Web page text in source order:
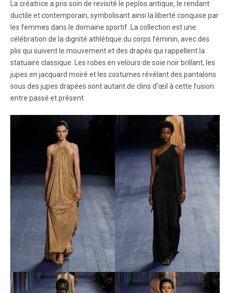
La créatrice a pris soin de revisité le peplos antique, le rendant
ductile et contemporain, symbolisant ainsi la liberté conquise par
les femmes dans le domaine sportif. La collection est une
célébration de la dignité athlétique du corps féminin, avec des
plis qui suivent le mouvement et des drapés qui rappellent la
statuaire classique. Les robes en velours de soie noir brillant, les
jupes en jacquard moiré et les costumes révélant des pantalons
sous des jupes drapées sont autant de clins d’œil à cette fusion
entre passé et présent.